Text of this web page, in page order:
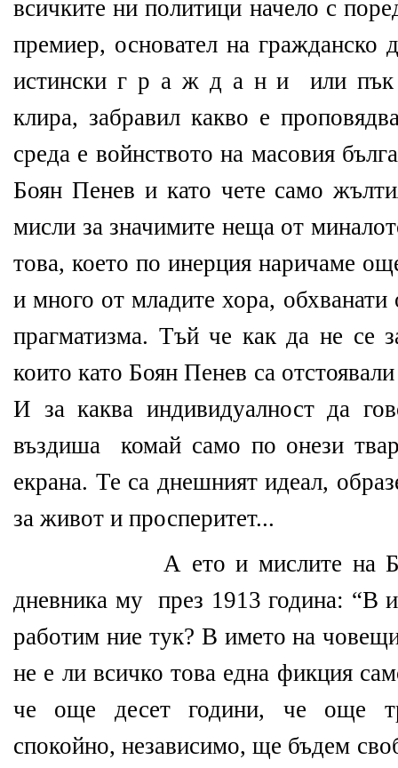
всичките ни политици начело с
премиер, основател на гражданско
истински г р а ж д а н и
или пък
клира, забравил какво е
среда е войнството на масовия
Боян Пенев и като чете само
мисли за значимите неща от
това, което по инерция наричаме
и много от младите хора, обхванати
прагматизма. Тъй че как да не се
които като Боян Пенев са
И за каква индивидуалност да
въздиша
комай само по онези
екрана. Те са днешният идеал,
за живот и просперитет...
А ето и мислите на
дневника му през 1913 година: “В
работим ние тук? В името на
не е ли всичко това една фикция
че още десет години, че още
спокойно, независимо, ще бъдем